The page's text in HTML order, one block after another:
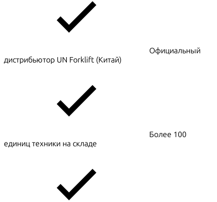
Официальный
дистрибьютор UN Forklift (Китай)
Более 100
единиц техники на складе